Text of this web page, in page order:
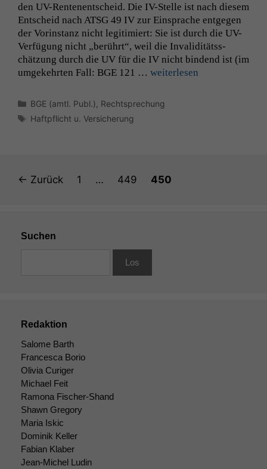
den UV-Rente­­nentscheid. Die IV-Stelle ist nach diesem
Entscheid nach ATSG 49 IV zur Ein­sprache ent­ge­gen
der Vorin­stanz nicht legit­imiert: Sie ist durch die UV-
Ver­fü­­gung nicht „berührt“, weil die Inva­lid­itätss­
chätzung durch die UV für die IV nicht bindend ist (im
umgekehrten Fall: BGE 121 … weit­er­lesen
Kategorien
BGE (amtl. Publ.) Rechtsprechung
Schlagwörter
Haftpflicht u. Versicherung
← Zurück Seite
1 … Seite
449 Seite
450
Suchen
Redaktion
Salome Barth
Francesca Borio
Olivia Curiger
Michael Feit
Ramona Fischer-Shand
Shawn Gregory
Maria Iskic
Dominik Keller
Fabian Klaber
Jean-Michel Ludin